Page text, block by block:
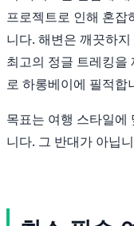
프로젝트로 인해 혼잡
니다. 해변은 깨끗하
최고의 정글 트레킹을
로 하롱베이에 필적합
목표는 여행 스타일에
니다. 그 반대가 아닙